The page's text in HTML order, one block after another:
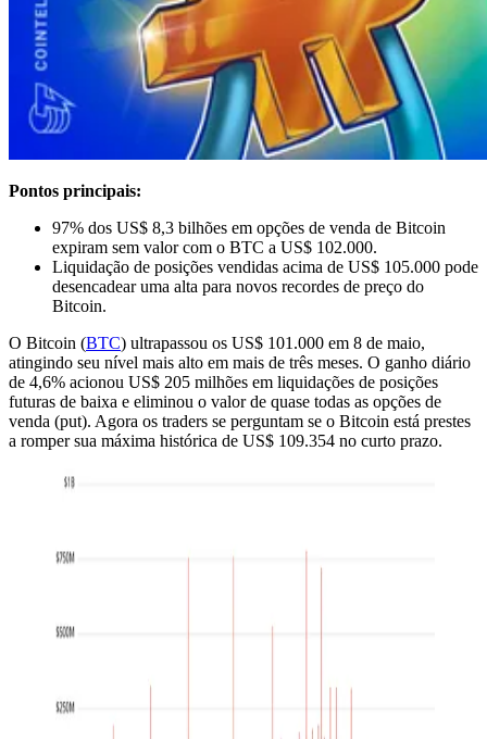
Pontos principais:
97% dos US$ 8,3 bilhões em opções de venda de Bitcoin
expiram sem valor com o BTC a US$ 102.000.
Liquidação de posições vendidas acima de US$ 105.000 pode
desencadear uma alta para novos recordes de preço do
Bitcoin.
O Bitcoin (BTC) ultrapassou os US$ 101.000 em 8 de maio,
atingindo seu nível mais alto em mais de três meses. O ganho diário
de 4,6% acionou US$ 205 milhões em liquidações de posições
futuras de baixa e eliminou o valor de quase todas as opções de
venda (put). Agora os traders se perguntam se o Bitcoin está prestes
a romper sua máxima histórica de US$ 109.354 no curto prazo.